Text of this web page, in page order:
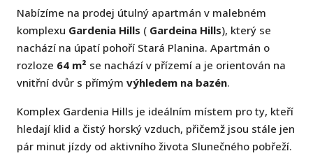
Nabízíme na prodej útulný apartmán v malebném
komplexu Gardenia Hills ( Gardeina Hills), který se
nachází na úpatí pohoří Stará Planina. Apartmán o
rozloze 64 m² se nachází v přízemí a je orientován na
vnitřní dvůr s přímým výhledem na bazén.
Komplex Gardenia Hills je ideálním místem pro ty, kteří
hledají klid a čistý horský vzduch, přičemž jsou stále jen
pár minut jízdy od aktivního života Slunečného pobřeží.